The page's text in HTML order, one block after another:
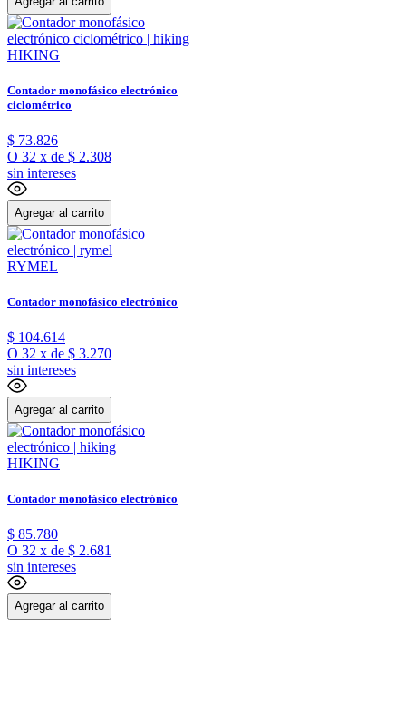
HIKING
Contador monofásico electrónico
ciclométrico
$ 73.826
O 32 x de $ 2.308
sin intereses
Agregar al carrito
RYMEL
Contador monofásico electrónico
$ 104.614
O 32 x de $ 3.270
sin intereses
Agregar al carrito
HIKING
Contador monofásico electrónico
$ 85.780
O 32 x de $ 2.681
sin intereses
Agregar al carrito